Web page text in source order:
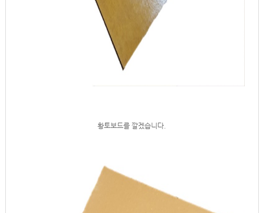
황토보드를 깔겠습니다.